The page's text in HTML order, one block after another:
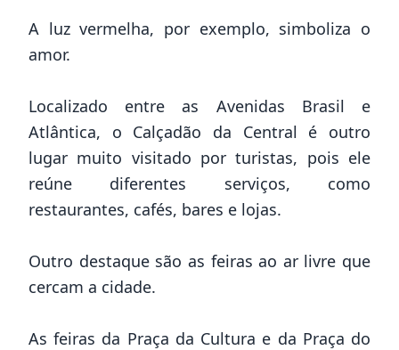
A luz vermelha, por exemplo, simboliza o
amor.
Localizado entre as Avenidas Brasil e
Atlântica, o Calçadão da Central é outro
lugar muito visitado por turistas, pois ele
reúne diferentes serviços, como
restaurantes, cafés, bares e lojas.
Outro destaque são as feiras ao ar livre que
cercam a cidade.
As feiras da Praça da Cultura e da Praça do